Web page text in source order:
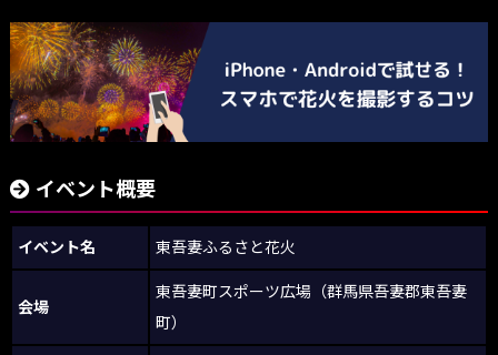
イベント概要
イベント名 東吾妻ふるさと花火
会場
東吾妻町スポーツ広場（群馬県吾妻郡東吾妻
町）